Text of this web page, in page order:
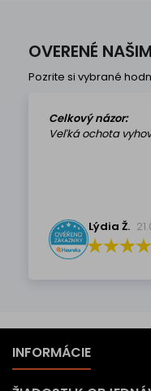
OVERENÉ
Pozrite si vybrané
Celkový názor:
Veľká ochota
Lýdia Ž.
INFORMÁCIE